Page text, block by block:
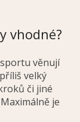
vhodné?
věnují
velký
či jiné
je